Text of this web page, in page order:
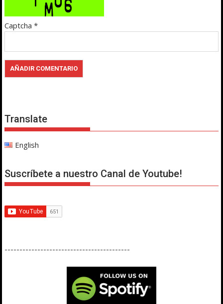
Captcha *
Translate
English
Suscríbete a nuestro Canal de Youtube!
------------------------------------------